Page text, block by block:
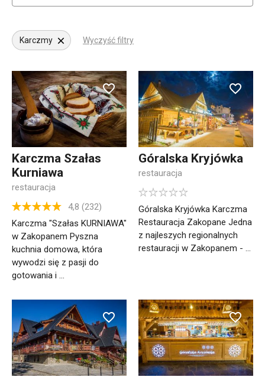
Karczmy Wyczyść filtry
Karczma Szałas
Kurniawa
restauracja
4,8 (232)
Karczma "Szałas KURNIAWA"
w Zakopanem Pyszna
kuchnia domowa, która
wywodzi się z pasji do
gotowania i ...
Góralska Kryjówka
restauracja
Góralska Kryjówka Karczma
Restauracja Zakopane Jedna
z najleszych regionalnych
restauracji w Zakopanem - ...